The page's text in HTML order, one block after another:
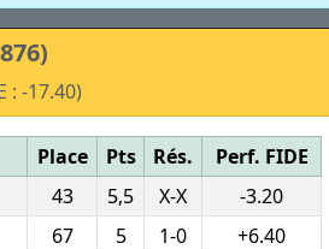
: -17.40)
Place Pts Rés.
Perf. FIDE
43 5,5 X-X
-3.20
67 5 1-0
+6.40